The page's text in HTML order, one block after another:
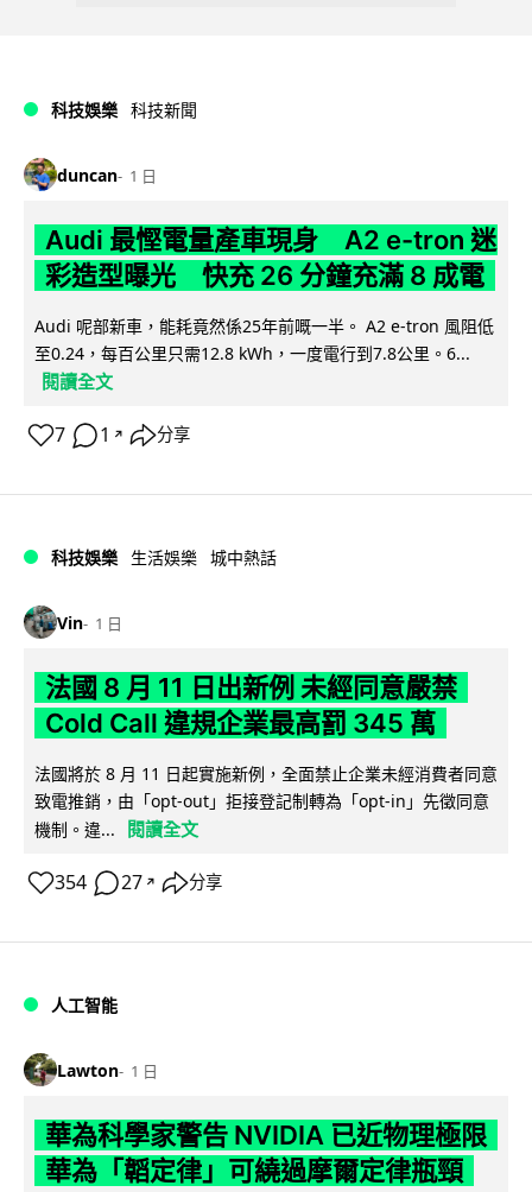
科技娛樂 科技新聞
duncan 1 日
Audi 最慳電量產車現身 A2 e-tron 迷
彩造型曝光 快充 26 分鐘充滿 8 成電
Audi 呢部新車，能耗竟然係25年前嘅一半。 A2 e-tron 風阻低
至0.24，每百公里只需12.8 kWh，一度電行到7.8公里。6...
閱讀全文
7 1 ↗ 分享
科技娛樂 生活娛樂 城中熱話
Vin 1 日
法國 8 月 11 日出新例 未經同意嚴禁
Cold Call 違規企業最高罰 345 萬
法國將於 8 月 11 日起實施新例，全面禁止企業未經消費者同意
致電推銷，由「opt-out」拒接登記制轉為「opt-in」先徵同意
機制。違...
閱讀全文
354 27 ↗ 分享
人工智能
Lawton 1 日
華為科學家警告 NVIDIA 已近物理極限
華為「韜定律」可繞過摩爾定律瓶頸